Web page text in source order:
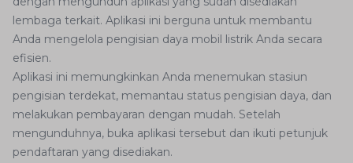
lembaga terkait. Aplikasi ini berguna untuk membantu
Anda mengelola pengisian daya mobil listrik Anda secara
efisien.
Aplikasi ini memungkinkan Anda menemukan stasiun
pengisian terdekat, memantau status pengisian daya, dan
melakukan pembayaran dengan mudah. Setelah
mengunduhnya, buka aplikasi tersebut dan ikuti petunjuk
pendaftaran yang disediakan.